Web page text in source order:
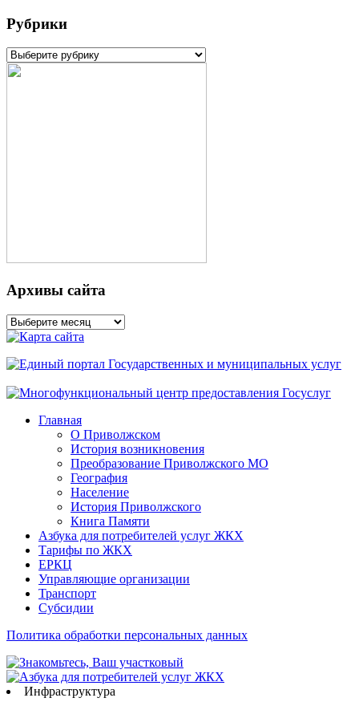
Рубрики
Рубрики
Архивы сайта
Архивы
сайта
Главная
О Приволжском
История возникновения
Преобразование Приволжского МО
География
Население
История Приволжского
Книга Памяти
Азбука для потребителей услуг ЖКХ
Тарифы по ЖКХ
ЕРКЦ
Управляющие организации
Транспорт
Субсидии
Политика обработки персональных данных
Инфраструктура